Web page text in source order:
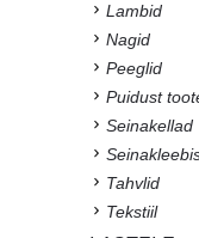
Lambid
Nagid
Peeglid
Puidust
Seinakellad
Tahvlid
Tekstiil